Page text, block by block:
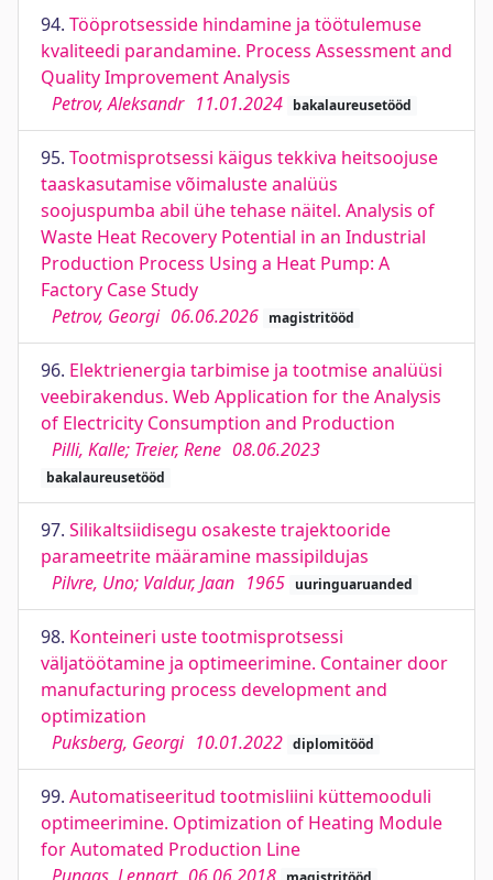
94. Tööprotsesside hindamine ja töötulemuse
kvaliteedi parandamine. Process Assessment and
Quality Improvement Analysis
Petrov, Aleksandr 11.01.2024 bakalaureusetööd
95. Tootmisprotsessi käigus tekkiva heitsoojuse
taaskasutamise võimaluste analüüs
soojuspumba abil ühe tehase näitel. Analysis of
Waste Heat Recovery Potential in an Industrial
Production Process Using a Heat Pump: A
Factory Case Study
Petrov, Georgi 06.06.2026 magistritööd
96. Elektrienergia tarbimise ja tootmise analüüsi
veebirakendus. Web Application for the Analysis
of Electricity Consumption and Production
Pilli, Kalle; Treier, Rene 08.06.2023
bakalaureusetööd
97. Silikaltsiidisegu osakeste trajektooride
parameetrite määramine massipildujas
Pilvre, Uno; Valdur, Jaan 1965 uuringuaruanded
98. Konteineri uste tootmisprotsessi
väljatöötamine ja optimeerimine. Container door
manufacturing process development and
optimization
Puksberg, Georgi 10.01.2022 diplomitööd
99. Automatiseeritud tootmisliini küttemooduli
optimeerimine. Optimization of Heating Module
for Automated Production Line